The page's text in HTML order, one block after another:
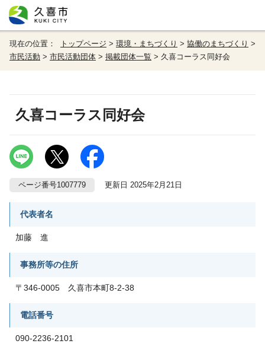
現在の位置： トップページ > 環境・まちづくり > 協働のまちづくり >
市民活動 > 市民活動団体 > 掲載団体一覧 > 久喜コーラス同好会
久喜コーラス同好会
ページ番号1007779 更新日 2025年2月21日
代表者名
加藤 進
事務所等の住所
〒346-0005 久喜市本町8-2-38
電話番号
090-2236-2101